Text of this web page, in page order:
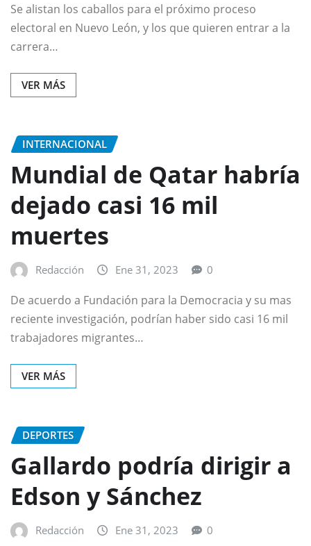
Se alistan los caballos para el próximo proceso
electoral en Nuevo León, y los que quieren entrar a la
carrera…
VER MÁS
INTERNACIONAL
Mundial de Qatar habría
dejado casi 16 mil
muertes
Redacción Ene 31, 2023 0
De acuerdo a Fundación para la Democracia y su mas
reciente investigación, podrían haber sido casi 16 mil
trabajadores migrantes…
VER MÁS
DEPORTES
Gallardo podría dirigir a
Edson y Sánchez
Redacción Ene 31, 2023 0